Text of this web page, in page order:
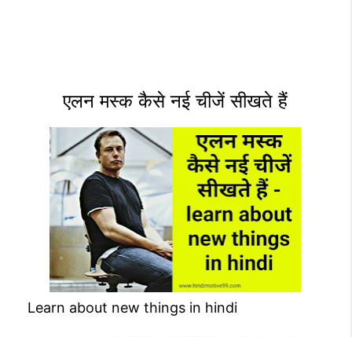
एलन मस्क कैसे नई चीजें सीखते हैं
Learn about new things in hindi